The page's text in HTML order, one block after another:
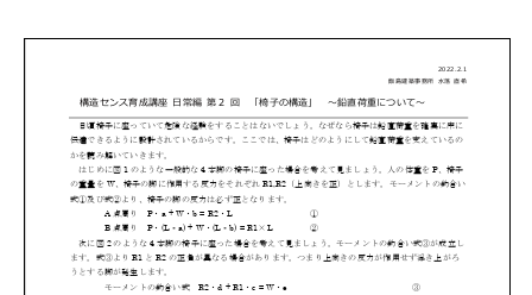
コラム
インタビュー